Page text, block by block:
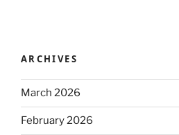
ARCHIVES
March 2026
February 2026